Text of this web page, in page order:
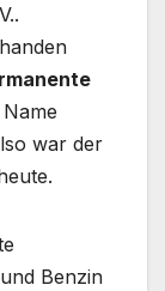
war der
Benzin